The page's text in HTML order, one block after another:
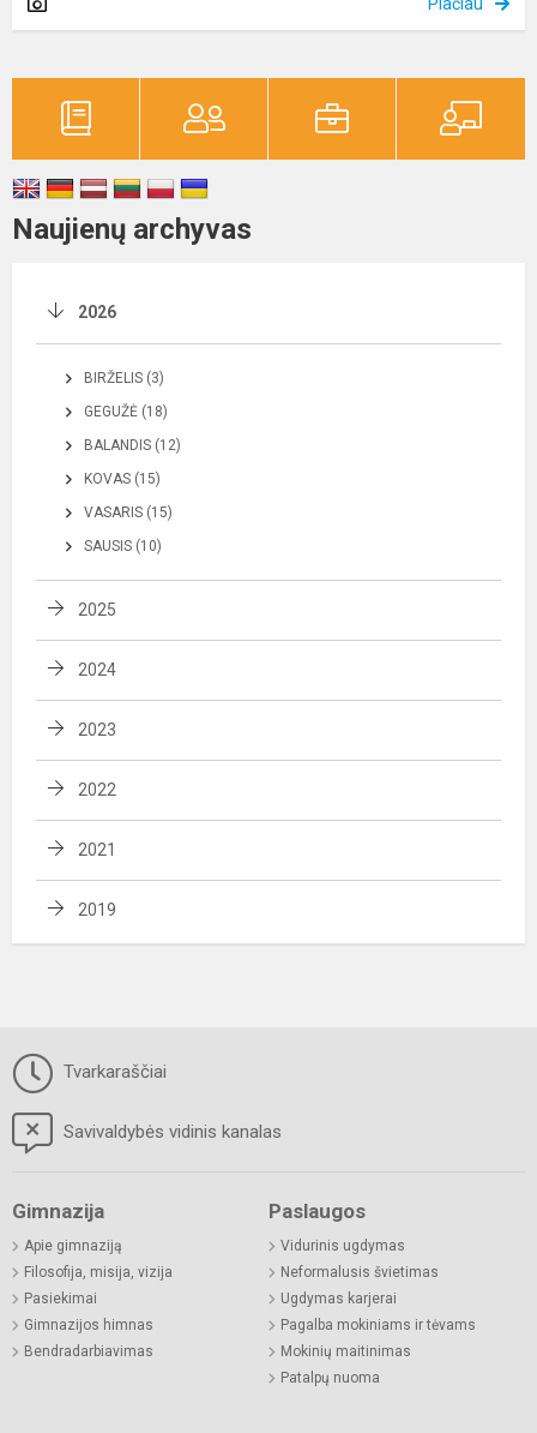
Naujienų archyvas
2026
BIRŽELIS (3)
GEGUŽĖ (18)
BALANDIS (12)
KOVAS (15)
VASARIS (15)
SAUSIS (10)
2025
2024
2023
2022
2021
2019
Tvarkaraščiai
Savivaldybės vidinis kanalas
Gimnazija
Apie gimnaziją
Filosofija, misija, vizija
Pasiekimai
Gimnazijos himnas
Bendradarbiavimas
Paslaugos
Vidurinis ugdymas
Neformalusis švietimas
Ugdymas karjerai
Pagalba mokiniams ir tėvams
Mokinių maitinimas
Patalpų nuoma